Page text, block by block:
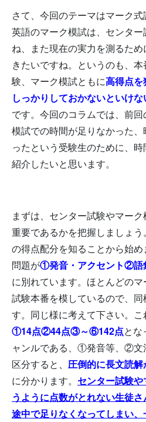
さて、今回のテーマはマーク式
英語のマーク模試は、センタ
ね、また現在の実力を測るた
きたいですね。というのも、
験、マーク模試ともに高得点
しっかりしておかないといけな
です。今回のコラムでは、前
模試での時間が足りなかった
ったという受験生のために、
紹介したいと思います。
まずは、センター試験やマー
重要であるかを把握しましょ
の得点配分を知ることから始
問題が①発音・アクセント②
に別れています。ほとんどの
試験本番を模しているので、
す。同じ様に考えて下さい。こ
①14点②44点③～⑥142点とな
ャンルである、①発音等、②
区分すると
圧倒的に長文読
に分かります。 センター試験
うように点数がとれない生徒
途中で足りなくなってしまい